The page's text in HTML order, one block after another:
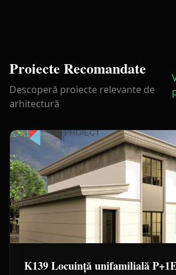
Proiecte Recomandate
Descoperă proiecte relevante de
arhitectură
K139 Locuință unifamilială